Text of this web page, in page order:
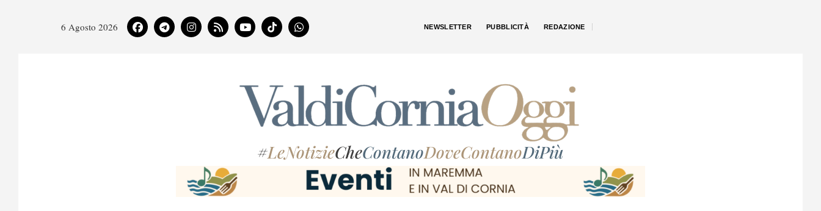
6 Agosto 2026 NEWSLETTER PUBBLICITÀ REDAZIONE
#LeNotizieCheContanoDoveContanoDiPiù